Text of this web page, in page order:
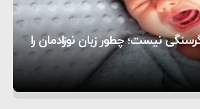
حملات به ایران
به متجاوزان کمک می کنند پاسخ
گرفت
تجاوز جدید به ایران را اعلام کرد
نیست؛ چطور زبان نوزادمان را
سلامت نوزاد تأثیر بگذارد